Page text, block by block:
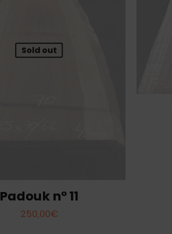
Sold out
Padouk nº 11
250,00€